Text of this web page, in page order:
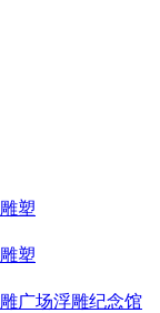
塑
塑
广场浮雕纪念馆